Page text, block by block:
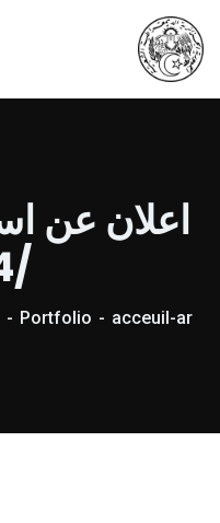
/2024
acceuil-ar
Portfolio